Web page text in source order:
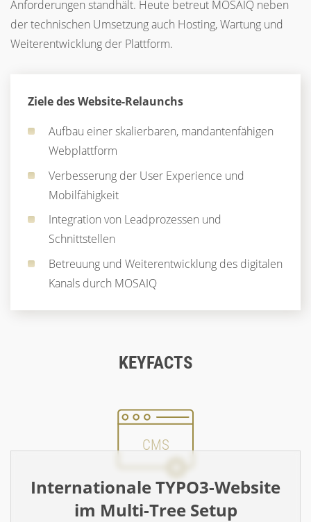
Anforderungen standhält. Heute betreut MOSAIQ neben
der technischen Umsetzung auch Hosting, Wartung und
Weiterentwicklung der Plattform.
Ziele des Website-Relaunchs
Aufbau einer skalierbaren, mandantenfähigen
Webplattform
Verbesserung der User Experience und
Mobilfähigkeit
Integration von Leadprozessen und
Schnittstellen
Betreuung und Weiterentwicklung des digitalen
Kanals durch MOSAIQ
KEYFACTS
CMS
Internationale TYPO3-Website
im Multi-Tree Setup